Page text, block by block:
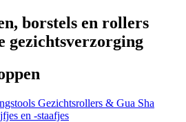
borstels en rollers
gezichtsverzorging
Gezichtsrollers & Gua Sha
en -staafjes